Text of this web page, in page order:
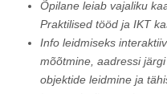
Õpilane leiab vajaliku
Praktilised tööd ja IKT
Info leidmiseks
mõõtmine, aadressi
objektide leidmine ja